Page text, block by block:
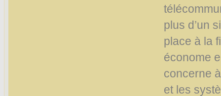
plus d’un
place à la
économe
concerne
et les